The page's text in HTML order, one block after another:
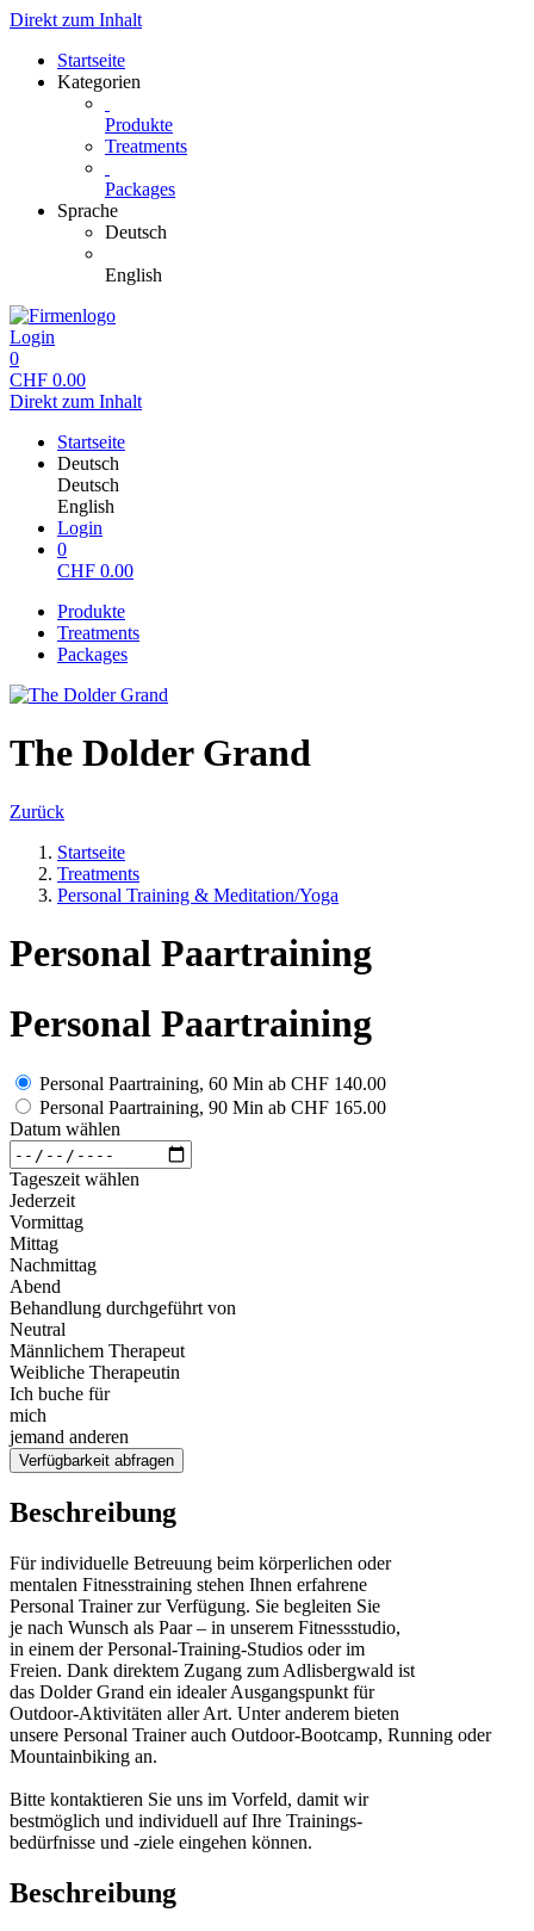
Direkt zum Inhalt
Startseite
Kategorien
Produkte
Treatments
Packages
Sprache
Deutsch
English
Login
0
CHF 0.00
Direkt zum Inhalt
Startseite
Deutsch
Deutsch
English
Login
0
CHF 0.00
Produkte
Treatments
Packages
The Dolder Grand
Zurück
Startseite
Treatments
Personal Training & Meditation/Yoga
Personal Paartraining
Personal Paartraining
Personal Paartraining, 60 Min ab CHF 140.00
Personal Paartraining, 90 Min ab CHF 165.00
Datum wählen
Tageszeit wählen
Jederzeit
Vormittag
Mittag
Nachmittag
Abend
Behandlung durchgeführt von
Neutral
Männlichem Therapeut
Weibliche Therapeutin
Ich buche für
mich
jemand anderen
Verfügbarkeit abfragen
Beschreibung
Für individuelle Betreuung beim körperlichen oder
mentalen Fitnesstraining stehen Ihnen erfahrene
Personal Trainer zur Verfügung. Sie begleiten Sie
je nach Wunsch als Paar – in unserem Fitnessstudio,
in einem der Personal-Training-Studios oder im
Freien. Dank direktem Zugang zum Adlisbergwald ist
das Dolder Grand ein idealer Ausgangspunkt für
Outdoor-Aktivitäten aller Art. Unter anderem bieten
unsere Personal Trainer auch Outdoor-Bootcamp, Running oder
Mountainbiking an.
Bitte kontaktieren Sie uns im Vorfeld, damit wir
bestmöglich und individuell auf Ihre Trainings-
bedürfnisse und -ziele eingehen können.
Beschreibung